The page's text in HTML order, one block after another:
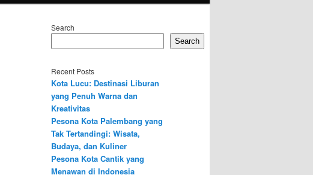
Search
Search
Recent Posts
Kota Lucu: Destinasi Liburan
yang Penuh Warna dan
Kreativitas
Pesona Kota Palembang yang
Tak Tertandingi: Wisata,
Budaya, dan Kuliner
Pesona Kota Cantik yang
Menawan di Indonesia